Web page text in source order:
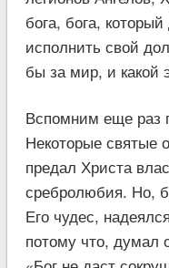
бога, бога,
исполнить свой
бы за мир, и какой
Вспомним еще раз
Некоторые святые
предал Христа
сребролюбия. Но,
Его чудес,
потому что, думал